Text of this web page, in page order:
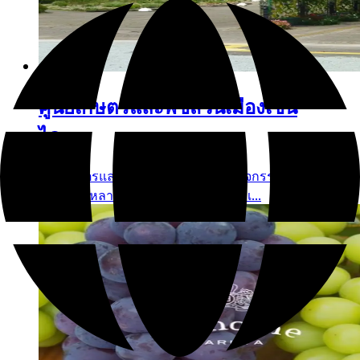
ศูนย์เกษตรและพืชสวนเมืองเซ็น
ได
ศูนย์เกษตรและพืชสวนเมืองเซนไดมีกิจกรรม
เก็บผลไม้หลากหลายรูปแบบให้นักท่องเ...